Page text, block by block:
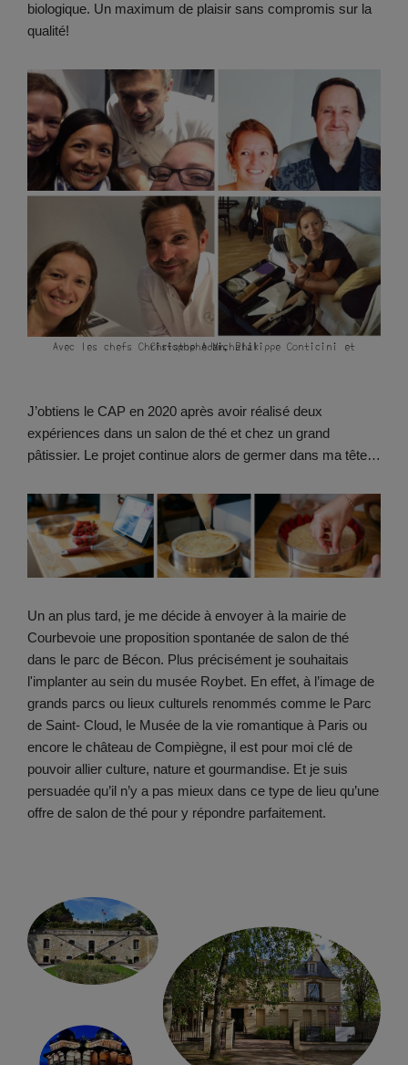
biologique. Un maximum de plaisir sans compromis sur la
qualité!
Avec les chefs Christophe Adam, Philippe Conticini et Christophe Michalak
J’obtiens le CAP en 2020 après avoir réalisé deux
expériences dans un salon de thé et chez un grand
pâtissier. Le projet continue alors de germer dans ma tête…
Un an plus tard, je me décide à envoyer à la mairie de
Courbevoie une proposition spontanée de salon de thé
dans le parc de Bécon. Plus précisément je souhaitais
l'implanter au sein du musée Roybet. En effet, à l’image de
grands parcs ou lieux culturels renommés comme le Parc
de Saint- Cloud, le Musée de la vie romantique à Paris ou
encore le château de Compiègne, il est pour moi clé de
pouvoir allier culture, nature et gourmandise. Et je suis
persuadée qu’il n’y a pas mieux dans ce type de lieu qu’une
offre de salon de thé pour y répondre parfaitement.